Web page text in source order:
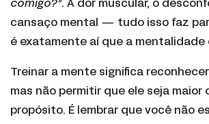
comigo?”. A dor muscular, o
cansaço mental — tudo isso faz
é exatamente aí que a mentalidade
Treinar a mente significa
mas não permitir que ele seja maior
propósito. É lembrar que você não